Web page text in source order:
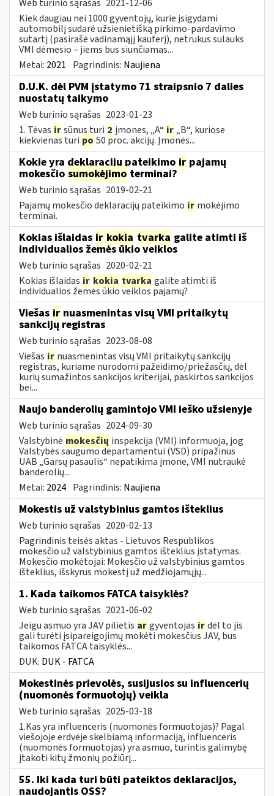
Web turinio sąrašas 2021-12-06
Kiek daugiau nei 1000 gyventojų, kurie įsigydami
automobilį sudarė užsienietišką pirkimo-pardavimo
sutartį (pasirašė vadinamąjį kauferį), netrukus sulauks
VMI dėmesio – jiems bus siunčiamas...
Metai: 2021 Pagrindinis: Naujiena
D.U.K. dėl PVM įstatymo 71 straipsnio 7 dalies
nuostatų taikymo
Web turinio sąrašas 2023-01-23
1. Tėvas irsūnus turi 2 įmones, „A“ ir„B“, kuriose
kiekvienas turi po 50 proc. akcijų. Įmonės...
Kokie yra deklaracijų pateikimo ir pajamų
mokesčio sumokėjimo terminai?
Web turinio sąrašas 2019-02-21
Pajamų mokesčio deklaracijų pateikimo ir mokėjimo
terminai.
Kokias išlaidas ir kokia tvarka galite atimti iš
individualios žemės ūkio veiklos
Web turinio sąrašas 2020-02-21
Kokias išlaidas ir kokia tvarka galite atimti iš
individualios žemės ūkio veiklos pajamų?
Viešas ir nuasmenintas visų VMI pritaikytų
sankcijų registras
Web turinio sąrašas 2023-08-08
Viešas ir nuasmenintas visų VMI pritaikytų sankcijų
registras, kuriame nurodomi pažeidimo/priežasčių, dėl
kurių sumažintos sankcijos kriterijai, paskirtos sankcijos
bei...
Naujo banderolių gamintojo VMI ieško užsienyje
Web turinio sąrašas 2024-09-30
Valstybinė mokesčių inspekcija (VMI) informuoja, jog
Valstybės saugumo departamentui (VSD) pripažinus
UAB „Garsų pasaulis“ nepatikima įmone, VMI nutraukė
banderolių...
Metai: 2024 Pagrindinis: Naujiena
Mokestis už valstybinius gamtos išteklius
Web turinio sąrašas 2020-02-13
Pagrindinis teisės aktas - Lietuvos Respublikos
mokesčio už valstybinius gamtos išteklius įstatymas.
Mokesčio mokėtojai: Mokesčio už valstybinius gamtos
išteklius, išskyrus mokestį už medžiojamųjų...
1. Kada taikomos FATCA taisyklės?
Web turinio sąrašas 2021-06-02
Jeigu asmuo yra JAV pilietis argyventojas irdėl to jis
gali turėti įsipareigojimų mokėti mokesčius JAV, bus
taikomos FATCA taisyklės...
DUK: DUK - FATCA
Mokestinės prievolės, susijusios su influencerių
(nuomonės formuotojų) veikla
Web turinio sąrašas 2025-03-18
1.Kas yra influenceris (nuomonės formuotojas)? Pagal
viešojoje erdvėje skelbiamą informaciją, influenceris
(nuomonės formuotojas) yra asmuo, turintis galimybę
įtakoti kitų žmonių požiūrį...
55. Iki kada turi būti pateiktos deklaracijos,
naudojantis OSS?